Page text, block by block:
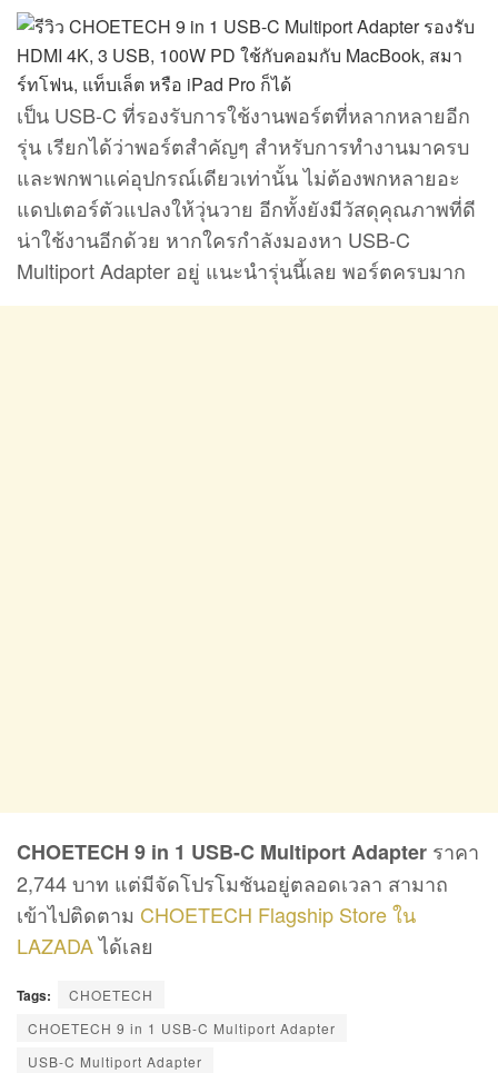
เป็น USB-C ที่รองรับการใช้งานพอร์ตที่หลากหลายอีก
รุ่น เรียกได้ว่าพอร์ตสำคัญๆ สำหรับการทำงานมาครบ
และพกพาแค่อุปกรณ์เดียวเท่านั้น ไม่ต้องพกหลายอะ
แดปเตอร์ตัวแปลงให้วุ่นวาย อีกทั้งยังมีวัสดุคุณภาพที่ดี
น่าใช้งานอีกด้วย หากใครกำลังมองหา USB-C
Multiport Adapter อยู่ แนะนำรุ่นนี้เลย พอร์ตครบมาก
CHOETECH 9 in 1 USB-C Multiport Adapter ราคา
2,744 บาท แต่มีจัดโปรโมชันอยู่ตลอดเวลา สามาถ
เข้าไปติดตาม CHOETECH Flagship Store ใน
LAZADAได้เลย
Tags:
CHOETECH
CHOETECH 9 in 1 USB-C Multiport Adapter
USB-C Multiport Adapter